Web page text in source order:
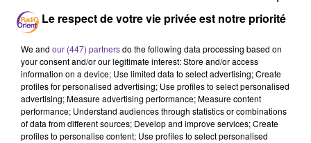
الرياضة بلا حدود 19 8.mp3
0:00 11 min 13 sec
Le respect de votre vie privée est notre priorité
We and our (447) partnersdo the following data processing based on
your consent and/or our legitimate interest: Store and/or access
information on a device; Use limited data to select advertising; Create
profiles for personalised advertising; Use profiles to select personalised
advertising; Measure advertising performance; Measure content
performance; Understand audiences through statistics or combinations
of data from different sources; Develop and improve services; Create
profiles to personalise content; Use profiles to select personalised